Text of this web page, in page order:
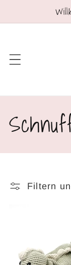
Inhalt
K
a
t Filtern